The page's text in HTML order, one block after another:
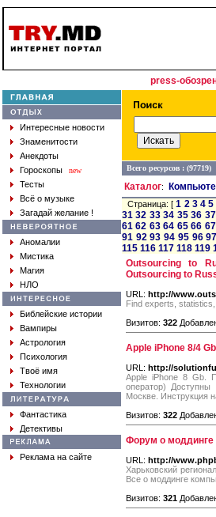
press-
Интересные новости
Знаменитости
Анекдоты
Гороскопы
new
Тесты
Всё о музыке
Загадай желание !
Аномалии
Мистика
Магия
НЛО
Библейские истории
Вампиры
Астрология
Психология
Твоё имя
Технологии
Фантастика
Детективы
Реклама на сайте
Всего ресурсов : (97719)
Каталог:
Страница: [1 2 3 4 5
31 32 33 34 35 36 37
61 62 63 64 65 66 67
91 92 93 94 95 96 97
115 116 117 118 119
Outsourcing to
Outsourcing to
URL: http://
Find experts,
Визитов: 322
Apple iPhone 8/4
URL: http://
Apple iPhone 8 Gb.
оператор)
Москве. Инструкция
Визитов: 322
Форум о моддинге
URL: http://
Харьковский
Все о моддинге
Визитов: 321